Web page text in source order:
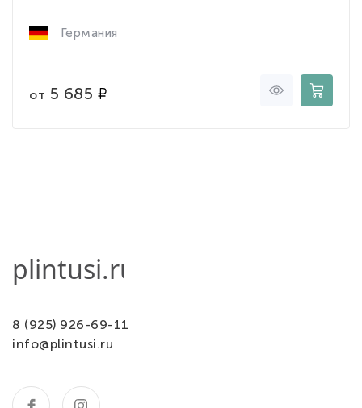
Германия
от 5 685
8 (925) 926-69-11
info@plintusi.ru